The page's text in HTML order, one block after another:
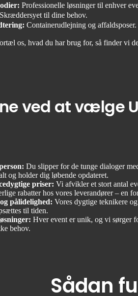
Professionelle løsninger til enhver
Skræddersyet til dine behov.
Containerudlejning og affaldsposer.
os, hvad du har brug for, så finder vi
ved at vælge
Du slipper for de tunge dialoger
og holder dig løbende opdateret.
priser: Vi afvikler et stort antal
rabatter hos vores leverandører – en
pålidelighed: Vores dygtige teknikere
til tiden.
Hver event er unik, og vi sørger
behov.
Sådan